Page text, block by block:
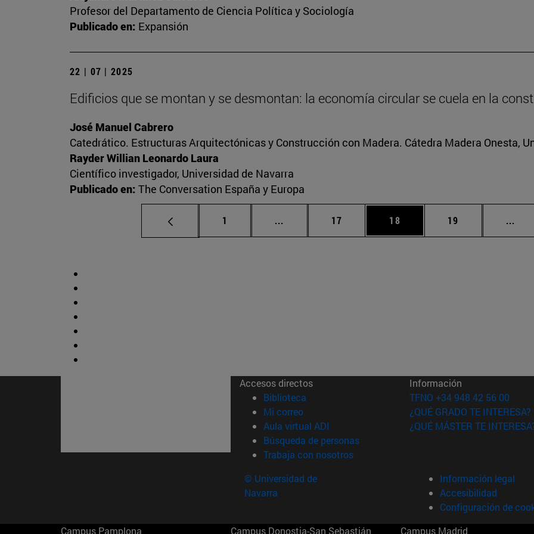
Profesor del Departamento de Ciencia Política y Sociología
Publicado en: Expansión
22 | 07 | 2025
Edificios que se montan y se desmontan: la economía circular se cuela en la
José Manuel Cabrero
Catedrático. Estructuras Arquitectónicas y Construcción con Madera. Cátedra Madera Onesta,
Rayder Willian Leonardo Laura
Científico investigador, Universidad de Navarra
Publicado en: The Conversation España y Europa
Página
1 ... Páginas intermedias Use TAB para desplazarse.
Página
17 Página
18 Página
19 ...
Accesos directos
Biblioteca (abre en nueva ventana)
Mi correo(abre en nueva ventana)
Aula virtual ADI (abre en nueva ventana)
Búsqueda de personas(abre en nueva ventana)
Trabaja con nosotros(abre en nueva ventana)
Información
TFNO +34 948 42 56 00
¿QUÉ GRADO TE INTERESA?
¿QUÉ MÁSTER TE
© Universidad de
Navarra
Información legal
Accesibilidad
Configuración de
Campus Pamplona
Campus Donostia-San Sebastián Campus Madrid